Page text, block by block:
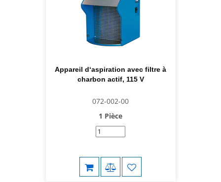
Appareil d‘aspiration avec filtre à
charbon actif, 115 V
072-002-00
1 Pièce